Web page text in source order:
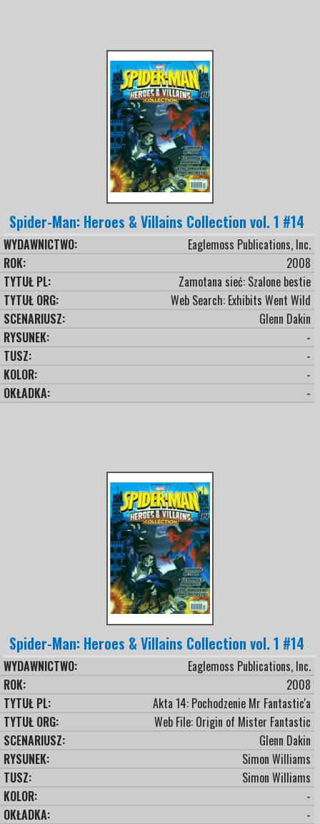
Spider-Man: Heroes & Villains Collection vol. 1 #14
WYDAWNICTWO:
Eaglemoss Publications, Inc.
ROK:
2008
TYTUŁ PL:
Zamotana sieć: Szalone bestie
TYTUŁ ORG:
Web Search: Exhibits Went Wild
SCENARIUSZ:
Glenn Dakin
RYSUNEK:
-
TUSZ:
-
KOLOR:
-
OKŁADKA:
-
Spider-Man: Heroes & Villains Collection vol. 1 #14
WYDAWNICTWO:
Eaglemoss Publications, Inc.
ROK:
2008
TYTUŁ PL:
Akta 14: Pochodzenie Mr Fantastic'a
TYTUŁ ORG:
Web File: Origin of Mister Fantastic
SCENARIUSZ:
Glenn Dakin
RYSUNEK:
Simon Williams
TUSZ:
Simon Williams
KOLOR:
-
OKŁADKA:
-